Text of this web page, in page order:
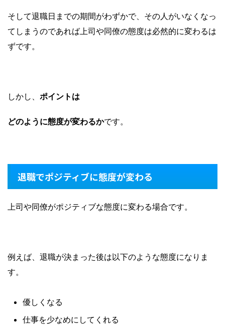
そして退職日までの期間がわずかで、その人がいなくなっ
てしまうのであれば上司や同僚の態度は必然的に変わるは
ずです。
しかし、 ポイントは
どのように態度が変わるかです。
退職でポジティブに態度が変わる
上司や同僚がポジティブな態度に変わる場合です。
例えば、退職が決まった後は以下のような態度になりま
す。
優しくなる
仕事を少なめにしてくれる